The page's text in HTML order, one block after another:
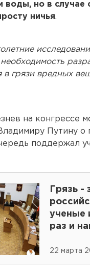
но в случае
ничья.
в грязи вредных
на конгрессе
Путину о
поддержал
Грязь -
ученые
раз и
22 марта